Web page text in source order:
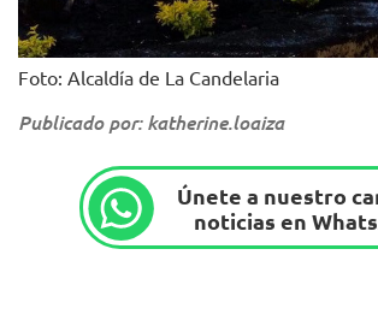
Foto: Alcaldía de La Candelaria
Publicado por: katherine.loaiza
Únete a nuestro
noticias en